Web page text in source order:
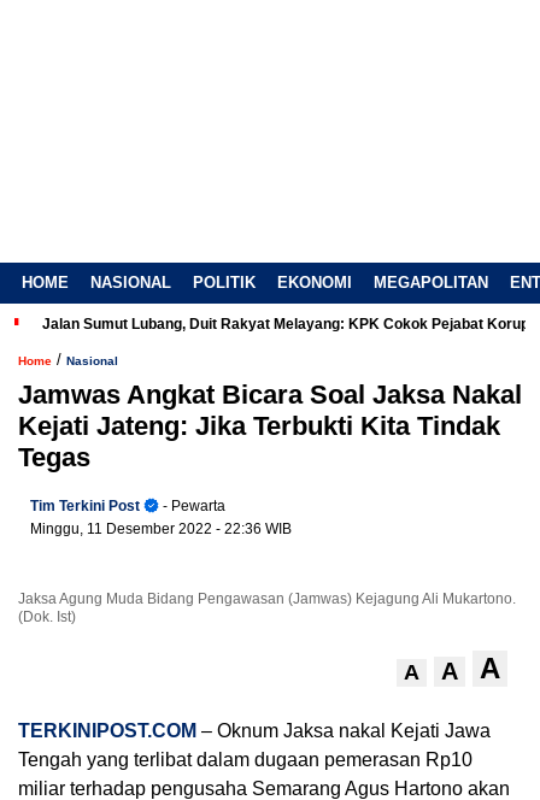
HOME NASIONAL POLITIK EKONOMI MEGAPOLITAN
Jalan Sumut Lubang, Duit Rakyat Melayang: KPK Cokok Pejabat Korup
Home / Nasional
Jamwas Angkat Bicara Soal Jaksa Nakal
Kejati Jateng: Jika Terbukti Kita Tindak
Tegas
Tim Terkini Post
- Pewarta
Minggu, 11 Desember 2022 - 22:36 WIB
Jaksa Agung Muda Bidang Pengawasan (Jamwas) Kejagung Ali Mukartono.
(Dok. Ist)
A A A
TERKINIPOST.COM – Oknum Jaksa nakal Kejati Jawa
Tengah yang terlibat dalam dugaan pemerasan Rp10
miliar terhadap pengusaha Semarang Agus Hartono akan